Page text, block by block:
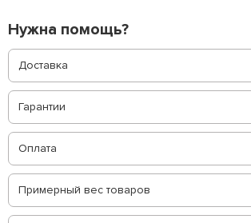
Нужна помощь?
Доставка
Гарантии
Оплата
Примерный вес товаров